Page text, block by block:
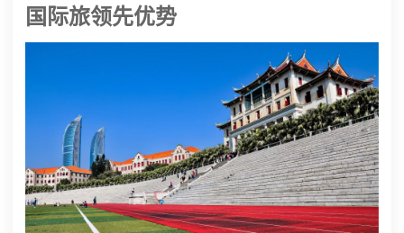
国际旅领先优势